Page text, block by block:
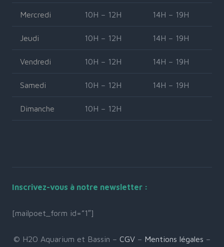
Mercredi 10H – 12H 14H – 19H
Jeudi 10H – 12H 14H – 19H
Vendredi 10H – 12H 14H – 19H
Samedi 10H – 12H 14H – 19H
Dimanche 10H – 12H
Inscrivez-vous à notre newsletter :
[mailpoet_form id=”1″]
© H2O Aquarium et Bassin – CGV – Mentions légales –